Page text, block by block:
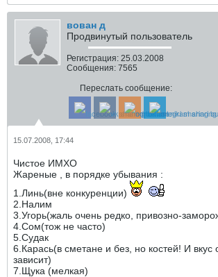
вован д
Продвинутый пользователь
Регистрация: 25.03.2008
Сообщения: 7565
Переслать сообщение:
15.07.2008, 17:44
Чистое ИМХО
Жареные , в порядке убывания :
1.Линь(вне конкуренции)
2.Налим
3.Угорь(жаль очень редко, привозно-
4.Сом(тож не часто)
5.Судак
6.Карась(в сметане и без, но костей! И вкус
зависит)
7.Щука (мелкая)